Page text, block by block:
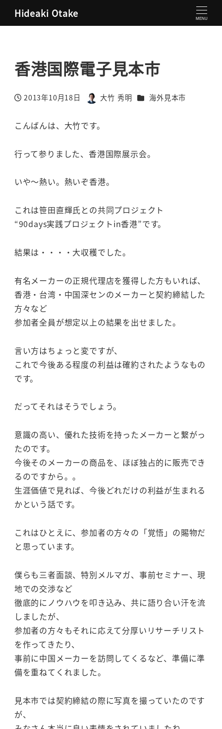
Hideaki Otake MENU
大竹秀明 公式サイト 香港国際電子見本市
香港国際電子見本市
投稿日
2013年10月18日
著
大竹 秀明 カテゴリー
海外見本市
こんばんは、大竹です。
行って参りました、香港国際展示会。
いや～熱い。熱いぞ香港。
これは笹田直輝氏との共同プロジェクト
“90days実践プロジェクトin香港”です。
結果は・・・・大収穫でした。
有名メーカーの正規代理店を獲得した方もいれば、
香港・台湾・中国深センのメーカーと契約締結した
方々など
参加者全員が想定以上の結果を出せました。
言い方はちょっと変ですが、
これで今後ある程度の利益は確約されたようなもの
です。
だってそれはそうでしょう。
意識の高い、優れた技術を持ったメーカーと繋がっ
たのです。
今後そのメーカーの商品を、ほぼ独占的に販売でき
るのですから。。
生涯価値で見れば、今後どれだけの利益が生まれる
かという話です。
これはひとえに、参加者の方々の「覚悟」の賜物だ
と思っています。
僕らも三者面談、特別メルマガ、事前セミナー、現
地での交渉など
徹底的にノウハウを叩き込み、共に語り合い汗を流
しましたが、
参加者の方々もそれに応えて分厚いリサーチリスト
を作ってきたり、
事前に中国メーカーを訪問してくるなど、準備に準
備を重ねてくれました。
見本市では契約締結の際に写真を撮っていたのです
が、